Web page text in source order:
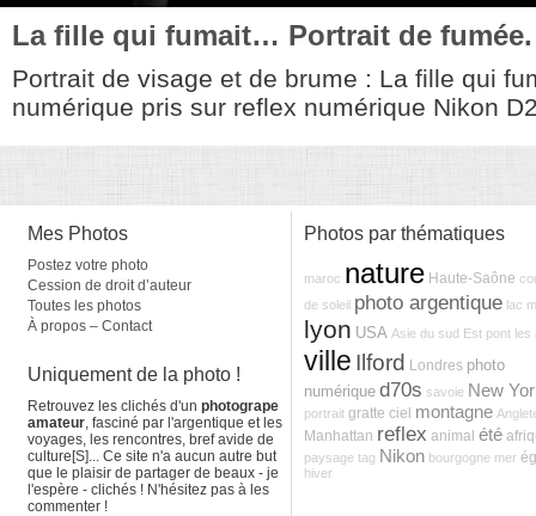
La fille qui fumait… Portrait de fumée.
Portrait de visage et de brume : La fille qui
numérique pris sur reflex numérique Nikon
Mes Photos
Postez votre photo
Cession de droit d’auteur
Toutes les photos
À propos – Contact
Uniquement de la photo !
Retrouvez les clichés d'un photogrape
amateur, fasciné par l'argentique et les
voyages, les rencontres, bref avide de
culture[S]... Ce site n'a aucun autre but
que le plaisir de partager de beaux - je
l'espère - clichés ! N'hésitez pas à les
commenter !
Photos par thématiques
maroc nature Haute-Saône
de soleil photo argentique lac
lyon USA Asie du sud Est pont les
ville Ilford Londres photo
numérique d70s savoie New
portrait gratte ciel montagne
Manhattan reflex animal été
paysage tag Nikon bourgogne mer
hiver